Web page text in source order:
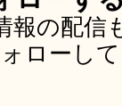
報の配
ローし